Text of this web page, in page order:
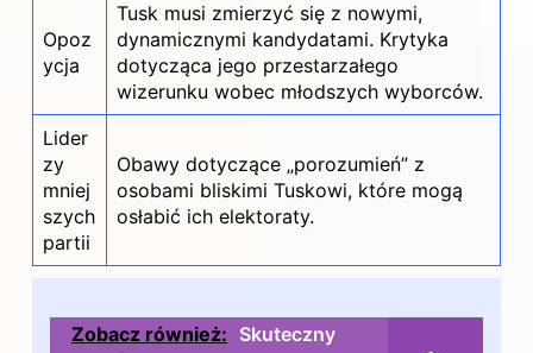
Opoz
ycja
Tusk musi zmierzyć się z nowymi,
dynamicznymi kandydatami. Krytyka
dotycząca jego przestarzałego
wizerunku wobec młodszych wyborców.
Lider
zy
mniej
szych
partii
Obawy dotyczące „porozumień” z
osobami bliskimi Tuskowi, które mogą
osłabić ich elektoraty.
Zobacz również: Skuteczny